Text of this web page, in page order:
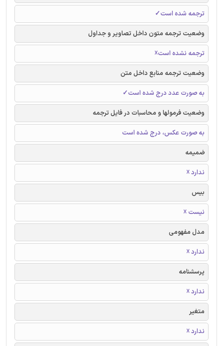
ترجمه شده است✓
وضعیت ترجمه متون داخل تصاویر و جداول
ترجمه نشده است☓
وضعیت ترجمه منابع داخل متن
به صورت عدد درج شده است✓
وضعیت فرمولها و محاسبات در فایل ترجمه
به صورت عکس، درج شده است
ضمیمه
ندارد ☓
بیس
نیست ☓
مدل مفهومی
ندارد ☓
پرسشنامه
ندارد ☓
متغیر
ندارد ☓